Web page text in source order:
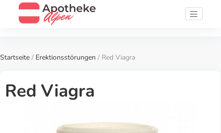
Startseite / Erektionsstörungen / Red Viagra
Red Viagra